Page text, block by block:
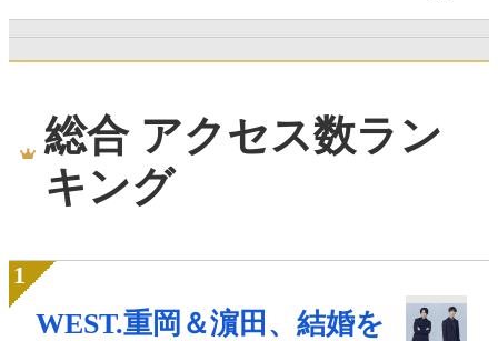
総合 アクセス数ラン
キング
WEST.重岡＆濵田、結婚を